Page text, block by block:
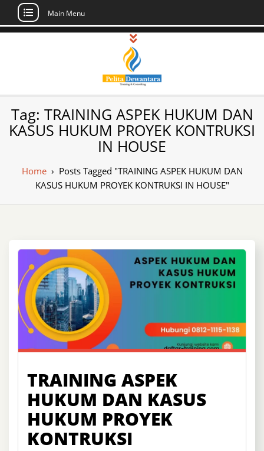
Skip
Main Menu
Pusat Pelatihan
dan Sertifikasi –
Daftar Training
Indonesia
Sertifikasi di Indonesia
Tag: TRAINING ASPEK HUKUM DAN
KASUS HUKUM PROYEK KONTRUKSI
IN HOUSE
Home› Posts Tagged "TRAINING ASPEK HUKUM DAN
KASUS HUKUM PROYEK KONTRUKSI IN HOUSE"
TRAINING ASPEK
HUKUM DAN KASUS
HUKUM PROYEK
KONTRUKSI